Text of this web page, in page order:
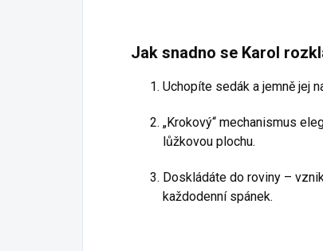
Jak snadno se Karol
Uchopíte sedák a jemně jej
„Krokový“ mechanismus
lůžkovou plochu.
Doskládáte do roviny –
každodenní spánek.